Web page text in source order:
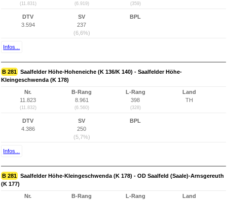
(11.831) (6.919) (359)
DTV
3.594
SV
237
(6,6%)
BPL
Infos...
B 281 Saalfelder Höhe-Hoheneiche (K 136/K 140) - Saalfelder Höhe-
Kleingeschwenda (K 178)
Nr.
11.823
(11.832)
B-Rang
8.961
(6.560)
L-Rang
398
(328)
Land
TH
DTV
4.386
SV
250
(5,7%)
BPL
Infos...
B 281 Saalfelder Höhe-Kleingeschwenda (K 178) - OD Saalfeld (Saale)-Arnsgereuth
(K 177)
Nr.
B-Rang
L-Rang
Land